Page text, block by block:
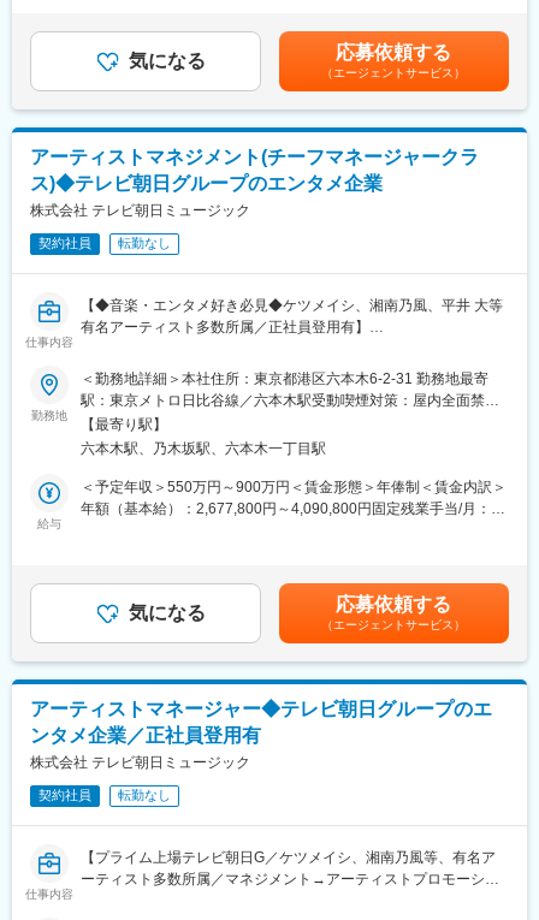
◇各種メディア・イベント等への出演交渉
◇プロデュース戦略・年間プランに沿ったコンテンツの企画制作
◇スケジュール管理、送迎
■特徴：
入社後はOJTのもと、現場や打合せに入っていただきながら、
の露出が増えるので、早朝から深夜までアーティストにつきっき
りになることもありますし、ツアーへの同行等で出張が続く時期
ですが、アーティストの活躍とヒットの影の立役者として、アー
ティストと二人三脚で進んでいく、大変重要なポジションです。
成を経て世に送り出すアーティストは、一からブランディング戦
略を練り、成長を支えていくフェーズから携わることができま
す。
・音楽出版社としての著作権ビジネスに加え、トータル・エンタ
ーテインメント・カンパニーとして、エンタメに纏わる多様なコ
・各種事業インフラ（イベント制作・グッズ制作・ファンクラブ
運営等）とテレビ朝日・系列各局とのパイプを活用し、「こう売
り出していきたい！」というアイデアをスピーディーに実現でき
る環境があります。
・音楽出版社としての機能があるため、アーティストの楽曲の権
利を自社で管理・運用が可能です
変更の範囲：会社の定める業務
給与補足＞※月々12分割した金額を支給いたします。※経験・能力
を考慮の上、決定いたします。※年間540時間分の固定残業代を含
みます。※超過時間分は別途支給します。賃金はあくまでも目安の
金額であり、選考を通じて上下する可能性があります。月給(月額)
は固定手当を含めた表記です。
気になる 応募依頼する
（エージェントサービス）
アーティストマネジメント(チーフマネージャークラ
ス)◆テレビ朝日グループのエンタメ企業
株式会社 テレビ朝日ミュージック
契約社員 転勤なし
仕事内容
【◆音楽・エンタメ好き必見◆ケツメイシ、湘南乃風、平井 大等
有名アーティスト多数所属／正社員登用有】
■仕事内容：
◆ブランディング・プロデュース戦略の策定
◆上記方針に相応しいコンテンツの企画制作
◆各種メディア・イベント等への出演交渉
◆LIVE やレコーディング、撮影などへの同行・サポート
◆スケジュール管理、送迎…etc.
※ツアーへの同行等で長期出張が発生する可能性もございます。
入社後は、担当アーティストの現場や打合せに入っていただきな
CD リリース時などはメディアの露出が増えるので、早朝から深
夜までアーティストにつきっきりになることもありますし、ツア
ーへの同行等で出張が続く時期が発生する可能性もあります。
既に実績のあるアーティストは、更なる飛躍へと繋げていく。育
成を経て世に送り出すアーティストは、一からブランディング戦
略を練り、成長を支えていくフェーズから携わることができま
■当社の特徴：
・ケツメイシ、湘南乃風、ソナーポケット、平井 大等、有名アー
ティスト多数所属
勤務地
＜勤務地詳細＞本社住所：東京都港区六本木6-2-31 勤務地最寄
駅：東京メトロ日比谷線／六本木駅受動喫煙対策：屋内全面禁煙
変更の範囲：会社の定める事業所
【最寄り駅】
六本木駅、乃木坂駅、六本木一丁目駅
給与
＜予定年収＞550万円～900万円＜賃金形態＞年俸制＜賃金内訳＞
年額（基本給）：2,677,800円～4,090,800円固定残業手当/月：
給与：・超過時間分は別途支給します。・月々12分割した金額を
支給いたします。・経験、能力を考慮の上、決定いたします。■賞
与：・あり（決算賞与／年2回※支給日に勤続1年以上となる従業
員対象）賃金はあくまでも目安の金額であり、選考を通じて上下
する可能性があります。月給(月額)は固定手当を含めた表記です。
気になる 応募依頼する
（エージェントサービス）
アーティストマネージャー◆テレビ朝日グループのエ
ンタメ企業／正社員登用有
株式会社 テレビ朝日ミュージック
契約社員 転勤なし
仕事内容
【プライム上場テレビ朝日G／ケツメイシ、湘南乃風等、有名ア
ーティスト多数所属／マネジメント→アーティストプロモーショ